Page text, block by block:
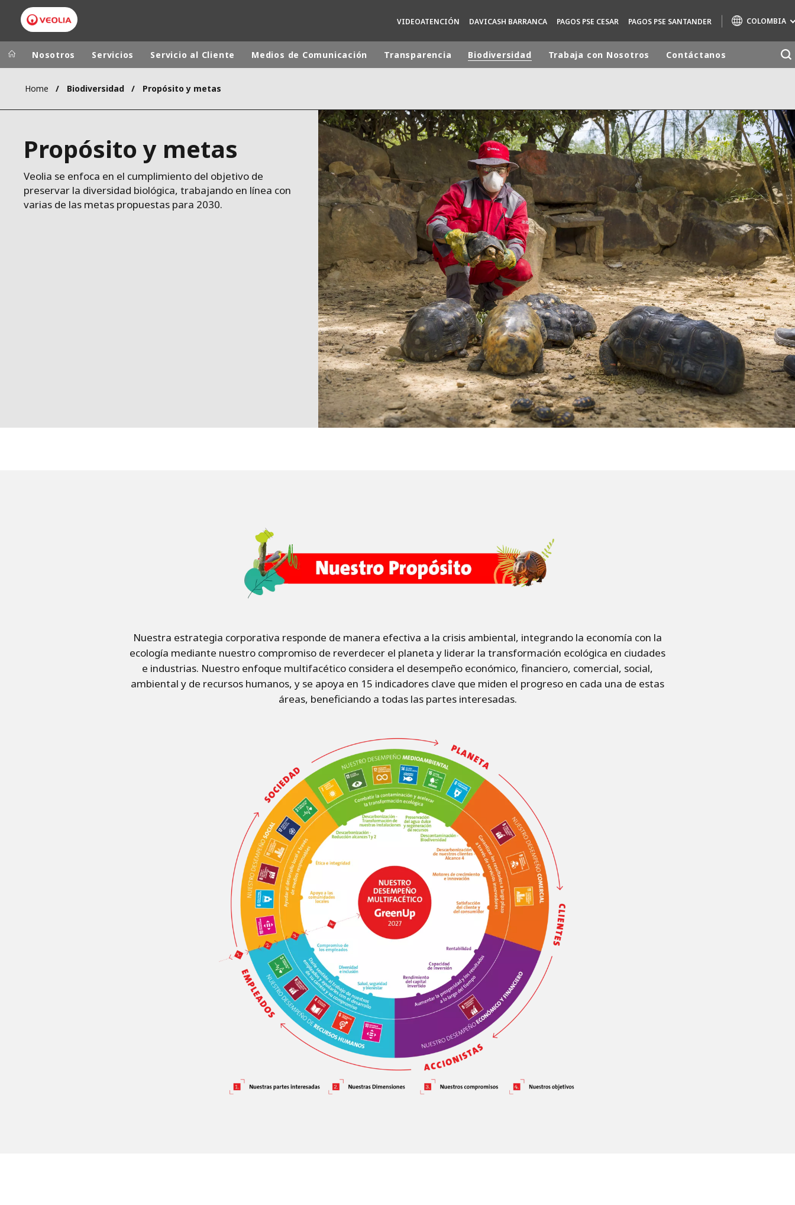
VIDEOATENCIÓN DAVICASH BARRANCA PAGOS PSE CESAR PAGOS PSE SANTANDER COLOMBIA
Grupo Veolia
CAMPUS
FUNDACIÓN
INSTITUTO
Presencia mundial
AUSTRALIA Y NUEVA ZELANDA
NORTEAMÉRICA
ÁFRICA Y ORIENTE MEDIO
ÁSIA
AIR QUALITY
ENGINEERING & CONSULTING
HAZARDOUS WASTE EUROPE
INDUSTRIAS SOLUCIONES GLOBALES
NUCLEAR SOLUTIONS
OFIS
SEDE BENELUX
VEOLIA AGRICULTURE
WATER TECHNOLOGIES
Nosotros Servicios Servicio al Cliente Medios de Comunicación Transparencia Biodiversidad Trabaja con Nosotros Contáctanos
Home Biodiversidad Propósito y metas
Propósito y metas
Veolia se enfoca en el cumplimiento del objetivo de
preservar la diversidad biológica, trabajando en línea con
varias de las metas propuestas para 2030.
Nuestra estrategia corporativa responde de manera efectiva a la crisis ambiental, integrando la economía con la
ecología mediante nuestro compromiso de reverdecer el planeta y liderar la transformación ecológica en ciudades
e industrias. Nuestro enfoque multifacético considera el desempeño económico, financiero, comercial, social,
ambiental y de recursos humanos, y se apoya en 15 indicadores clave que miden el progreso en cada una de estas
áreas, beneficiando a todas las partes interesadas.